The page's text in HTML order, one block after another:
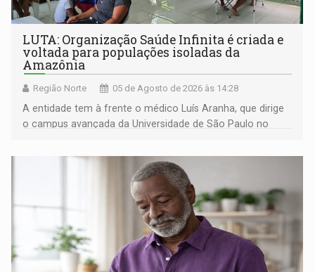
LUTA: Organização Saúde Infinita é criada e
voltada para populações isoladas da
Amazônia
Região Norte 05 de Agosto de 2026 às 14:28
A entidade tem à frente o médico Luís Aranha, que dirige
o campus avançada da Universidade de São Paulo no